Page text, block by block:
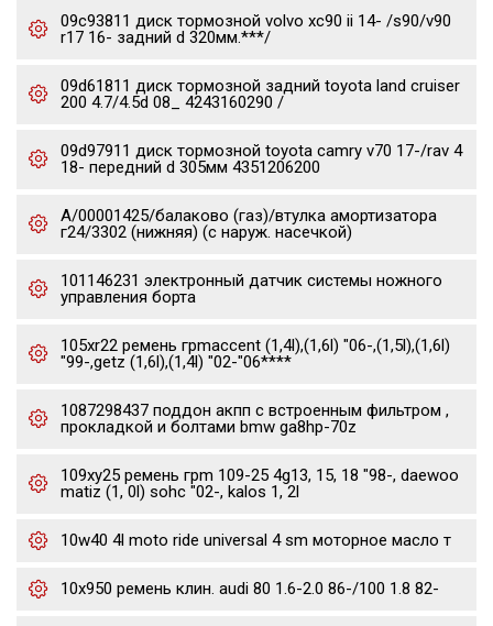
09c93811 диск тормозной volvo xc90 ii 14- /s90/v90
r17 16- задний d 320мм.***/
09d61811 диск тормозной задний toyota land cruiser
200 4.7/4.5d 08_ 4243160290 /
09d97911 диск тормозной toyota camry v70 17-/rav 4
18- передний d 305мм 4351206200
А/00001425/балаково (газ)/втулка амортизатора
г24/3302 (нижняя) (с наруж. насечкой)
101146231 электронный датчик системы ножного
управления борта
105xr22 ремень грmaccent (1,4l),(1,6l) "06-,(1,5l),(1,6l)
"99-,getz (1,6l),(1,4l) "02-"06****
1087298437 поддон акпп с встроенным фильтром ,
прокладкой и болтами bmw ga8hp-70z
109xy25 ремень грm 109-25 4g13, 15, 18 "98-, daewoo
matiz (1, 0l) sohc "02-, kalos 1, 2l
10w40 4l moto ride universal 4 sm моторное масло т
10x950 ремень клин. audi 80 1.6-2.0 86-/100 1.8 82-